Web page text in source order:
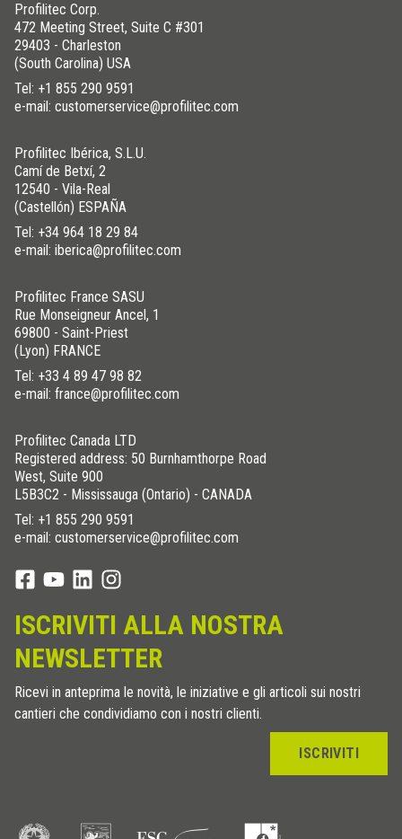
Profilitec Corp.
472 Meeting Street, Suite C #301
29403 - Charleston
(South Carolina) USA
Tel: +1 855 290 9591
e-mail: customerservice@profilitec.com
Profilitec Ibérica, S.L.U.
Camí de Betxí, 2
12540 - Vila-Real
(Castellón) ESPAÑA
Tel: +34 964 18 29 84
e-mail: iberica@profilitec.com
Profilitec France SASU
Rue Monseigneur Ancel, 1
69800 - Saint-Priest
(Lyon) FRANCE
Tel: +33 4 89 47 98 82
e-mail: france@profilitec.com
Profilitec Canada LTD
Registered address: 50 Burnhamthorpe Road
West, Suite 900
L5B3C2 - Mississauga (Ontario) - CANADA
Tel: +1 855 290 9591
e-mail: customerservice@profilitec.com
ISCRIVITI ALLA NOSTRA
NEWSLETTER
Ricevi in anteprima le novità, le iniziative e gli articoli sui nostri
cantieri che condividiamo con i nostri clienti.
ISCRIVITI